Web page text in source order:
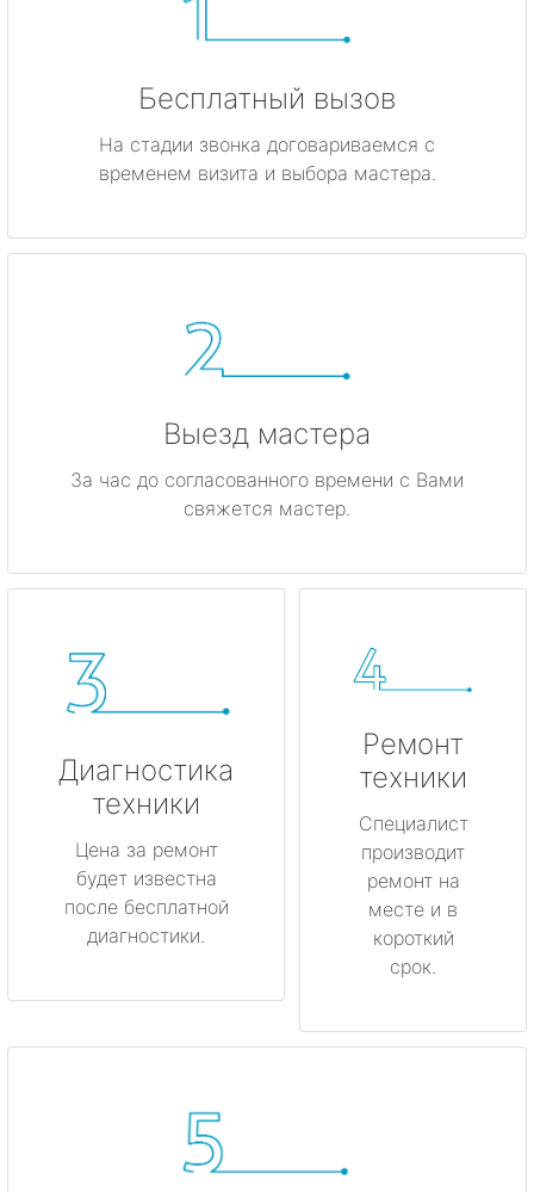
Бесплатный вызов
На стадии звонка договариваемся с
временем визита и выбора мастера.
Выезд мастера
За час до согласованного времени с Вами
свяжется мастер.
Диагностика
техники
Цена за ремонт
будет известна
после бесплатной
диагностики.
Ремонт
техники
Специалист
производит
ремонт на
месте и в
короткий
срок.